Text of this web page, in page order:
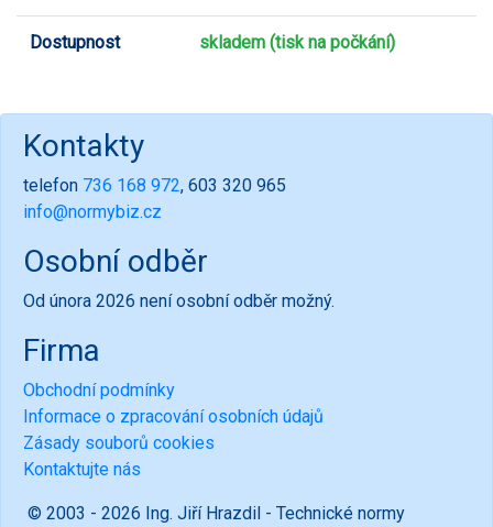
Dostupnost skladem (tisk na počkání)
Kontakty
telefon 736 168 972, 603 320 965
info@normybiz.cz
Osobní odběr
Od února 2026 není osobní odběr možný.
Firma
Obchodní podmínky
Informace o zpracování osobních údajů
Zásady souborů cookies
Kontaktujte nás
© 2003 - 2026 Ing. Jiří Hrazdil - Technické normy